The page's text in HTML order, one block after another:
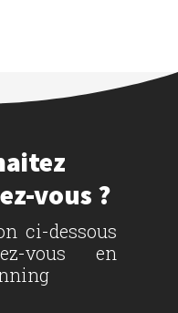
vous ?
ci-dessous
vous en